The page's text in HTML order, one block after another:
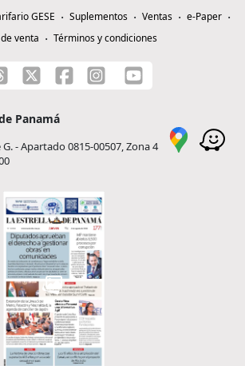
GESE Suplementos Ventas
e-Paper
venta
Términos y condiciones
Panamá
- Apartado 0815-00507, Zona 4